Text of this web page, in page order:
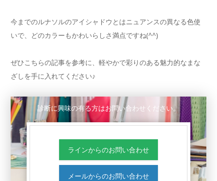
今までのルナソルのアイシャドウとはニュアンスの異なる色使
いで、どのカラーもかわいらしさ満点ですね(^^)
ぜひこちらの記事を参考に、軽やかで彩りのある魅力的なまな
ざしを手に入れてください♪
診断に興味の有る方はお問い合わせください。
ラインからのお問い合わせ
メールからのお問い合わせ